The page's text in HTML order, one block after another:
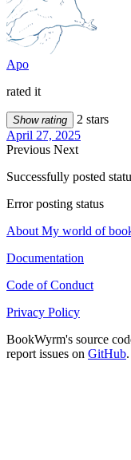
Apo
rated it
Show rating
2 stars
April 27, 2025
Previous Next
Successfully posted
Error posting status
About My world of
Documentation
Code of Conduct
Privacy Policy
BookWyrm's source
report issues on GitHub.